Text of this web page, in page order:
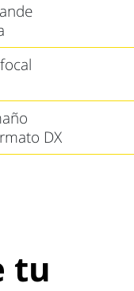
DX
tu